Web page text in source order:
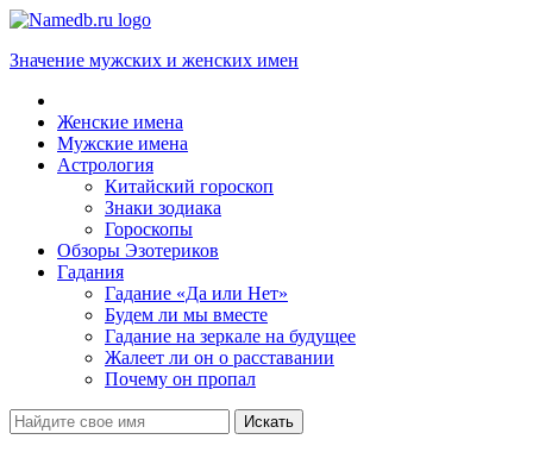
Значение мужских и женских имен
Женские имена
Мужские имена
Астрология
Китайский гороскоп
Знаки зодиака
Гороскопы
Обзоры Эзотериков
Гадания
Гадание «Да или Нет»
Будем ли мы вместе
Гадание на зеркале на будущее
Жалеет ли он о расставании
Почему он пропал